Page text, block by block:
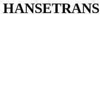
HANSETRANS